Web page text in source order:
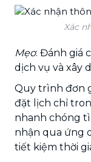
Xác
Mẹo: Đánh giá
dịch vụ và xây
Quy trình đơn
đặt lịch chỉ
nhanh chóng
nhận qua ứng
tiết kiệm thời